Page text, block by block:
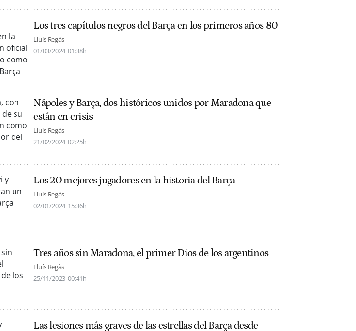
Los tres capítulos negros del Barça en los primeros años 80
Lluís Regàs
01/03/2024 01:38h
Nápoles y Barça, dos históricos unidos por Maradona que
están en crisis
Lluís Regàs
21/02/2024 02:25h
Los 20 mejores jugadores en la historia del Barça
Lluís Regàs
02/01/2024 15:36h
Tres años sin Maradona, el primer Dios de los argentinos
Lluís Regàs
25/11/2023 00:41h
Las lesiones más graves de las estrellas del Barça desde